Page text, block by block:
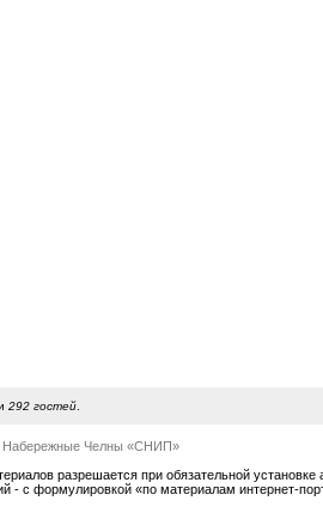
292 гостей.
Набережные Челны «СНИП»
разрешается при обязательной установке
- с формулировкой «по материалам интернет-